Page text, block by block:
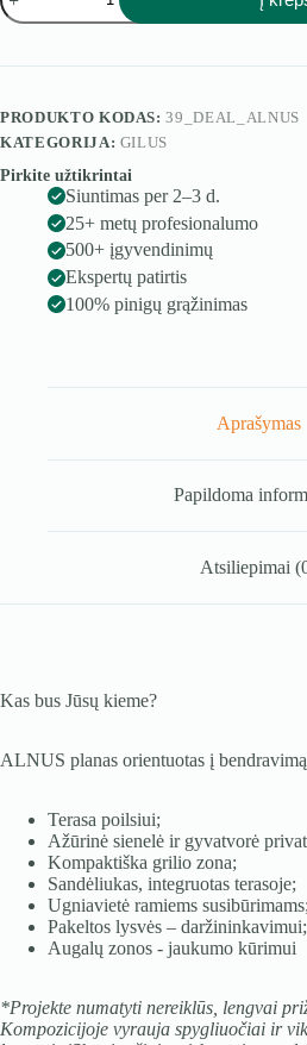
kiekis:
Alnus
PRODUKTO KODAS:39_DEAL_ALNUS
KATEGORIJA: GILUS
Pirkite užtikrintai
Siuntimas per 2–3 d.
25+ metų profesionalumo
500+ įgyvendinimų
Ekspertų patirtis
100% pinigų grąžinimas
Aprašymas
Papildoma
Atsiliepimai
Kas bus Jūsų kieme?
ALNUS planas orientuotas į
Terasa poilsiui;
Ažūrinė sienelė ir gyvatvorė
Kompaktiška grilio zona;
Sandėliukas, integruotas terasoje;
Ugniavietė ramiems susibūrimams;
Pakeltos lysvės – daržininkavimui;
Augalų zonos - jaukumo kūrimui
*Projekte numatyti nereiklūs, lengvai
Kompozicijoje vyrauja spygliuočiai ir